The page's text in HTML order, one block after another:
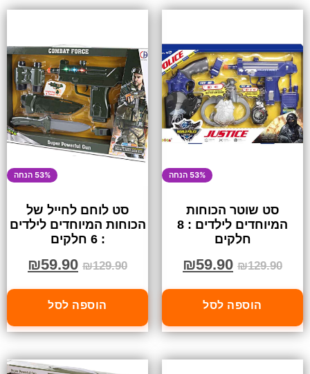
53% הנחה
סט שוטר הכוחות
המיוחדים לילדים : 8
חלקים
₪129.90
₪59.90
הוספה לסל
53% הנחה
סט לוחם לחייל של
הכוחות המיוחדים לילדים
: 6 חלקים
₪129.90
₪59.90
הוספה לסל